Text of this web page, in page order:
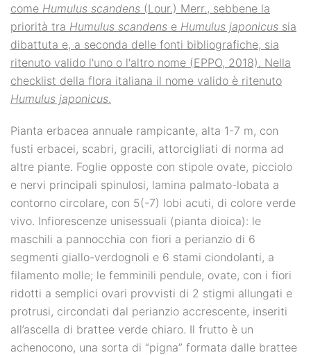
come Humulus scandens (Lour.) Merr., sebbene la
priorità tra Humulus scandens e Humulus japonicus sia
dibattuta e, a seconda delle fonti bibliografiche, sia
ritenuto valido l'uno o l'altro nome (EPPO, 2018). Nella
checklist della flora italiana il nome valido è ritenuto
Humulus japonicus.
Pianta erbacea annuale rampicante, alta 1-7 m, con
fusti erbacei, scabri, gracili, attorcigliati di norma ad
altre piante. Foglie opposte con stipole ovate, picciolo
e nervi principali spinulosi, lamina palmato-lobata a
contorno circolare, con 5(-7) lobi acuti, di colore verde
vivo. Infiorescenze unisessuali (pianta dioica): le
maschili a pannocchia con fiori a perianzio di 6
segmenti giallo-verdognoli e 6 stami ciondolanti, a
filamento molle; le femminili pendule, ovate, con i fiori
ridotti a semplici ovari provvisti di 2 stigmi allungati e
protrusi, circondati dal perianzio accrescente, inseriti
all’ascella di brattee verde chiaro. Il frutto è un
achenocono, una sorta di “pigna” formata dalle brattee